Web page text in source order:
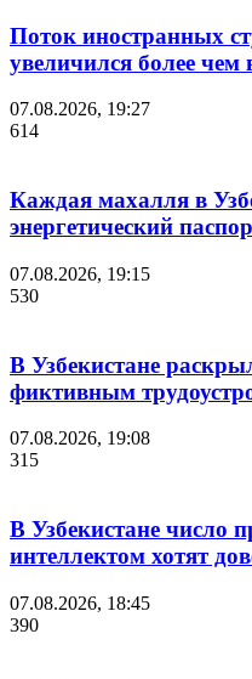
Поток иностранных
увеличился более чем
07.08.2026, 19:27
614
Каждая махалля в
энергетический
07.08.2026, 19:15
530
В Узбекистане
фиктивным
07.08.2026, 19:08
315
В Узбекистане число
интеллектом хотят
07.08.2026, 18:45
390